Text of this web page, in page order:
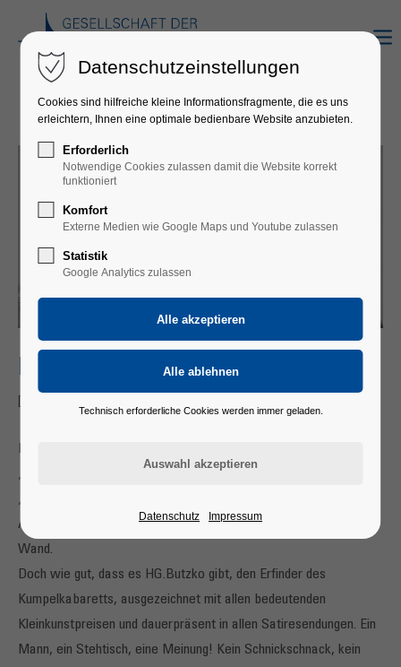
HG.BUTZKO
Der will nicht nur spielen
Die einen sagen so, die anderen sagen so und der Rest fragt sich:
„Ist das wirklich alles?“ Aber anscheinend gilt bei uns nur noch
„Schwarz oder Weiß“ und nichts mehr dazwischen. Jung gegen
Alt, Stadt gegen Land, West gegen Ost und immer Kopf gegen
Wand.
Doch wie gut, dass es HG.Butzko gibt, den Erfinder des
Kumpelkabaretts, ausgezeichnet mit allen bedeutenden
Kleinkunstpreisen und dauerpräsent in allen Satiresendungen. Ein
Mann, ein Stehtisch, eine Meinung! Kein Schnickschnack, kein
Datenschutzeinstellungen
Cookies sind hilfreiche kleine Informationsfragmente, die es uns
erleichtern, Ihnen eine optimale bedienbare Website anzubieten.
Erforderlich
Notwendige Cookies zulassen damit die Website korrekt
funktioniert
Komfort
Externe Medien wie Google Maps und Youtube zulassen
Statistik
Google Analytics zulassen
Technisch erforderliche Cookies werden immer geladen.
Datenschutz Impressum